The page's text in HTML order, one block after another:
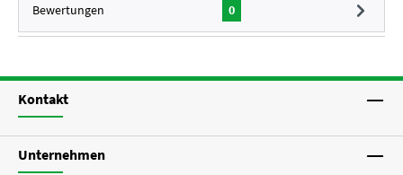
Bewertungen 0
Kontakt
Unternehmen